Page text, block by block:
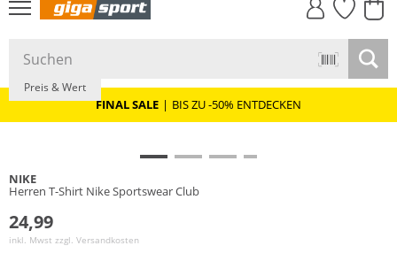
GIGASTYLE
FAHRRAD­
MUST-HAVE
FINAL SALE | BIS ZU -50% ENTDECKEN
Preis & Wert
NIKE
Herren T-Shirt Nike Sportswear Club
24,99
inkl. Mwst zzgl. Versandkosten